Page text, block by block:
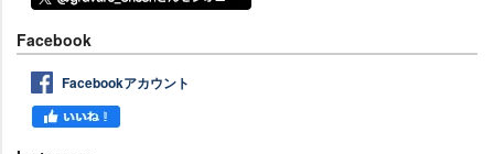
Facebook
Facebookアカウント